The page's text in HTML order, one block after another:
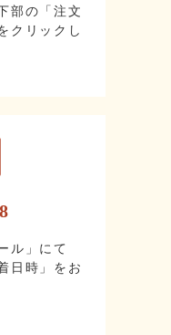
部の「注文
クリックし
ル」にて
日時」をお